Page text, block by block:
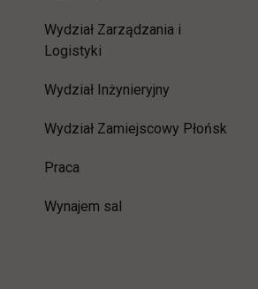
Wydział Zarządzania i
Logistyki
Wydział Inżynieryjny
Wydział Zamiejscowy Płońsk
Pracalink otwiera się w nowej karcie
Wynajem sal